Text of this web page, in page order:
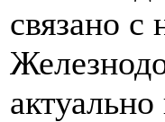
связано с